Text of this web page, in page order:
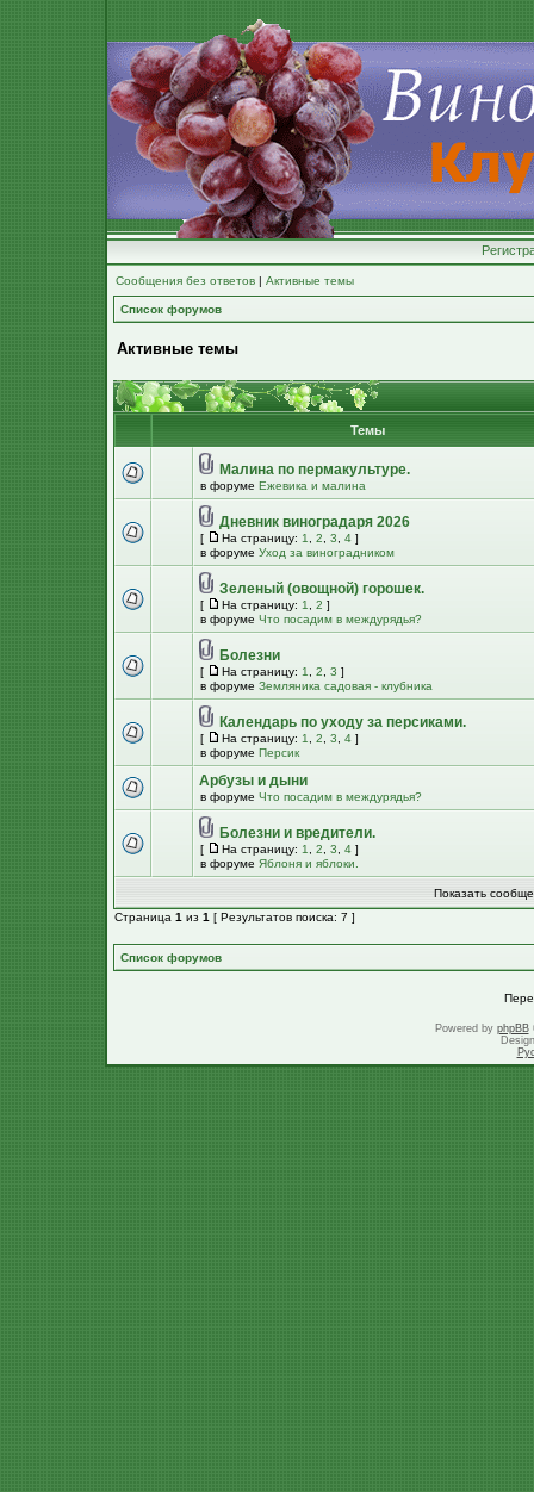
Сообщения без ответов | Активные темы
Список форумов
Активные темы
Темы
Малина по пермакультуре.
в форуме Ежевика и малина
Дневник виноградаря 2026
[ На страницу: 1 2 3 4 ]
в форуме Уход за виноградником
Зеленый (овощной) горошек.
[ На страницу: 1 2 ]
в форуме Что посадим в междурядья?
Болезни
[ На страницу: 1 2 3 ]
в форуме Земляника садовая - клубника
Календарь по уходу за персиками.
[ На страницу: 1 2 3 4 ]
в форуме Персик
Арбузы и дыни
в форуме Что посадим в междурядья?
Болезни и вредители.
[ На страницу: 1 2 3 4 ]
в форуме Яблоня и яблоки.
Показать
Страница 1 из 1 [ Результатов поиска: 7 ]
Список форумов
Powered by phpBB